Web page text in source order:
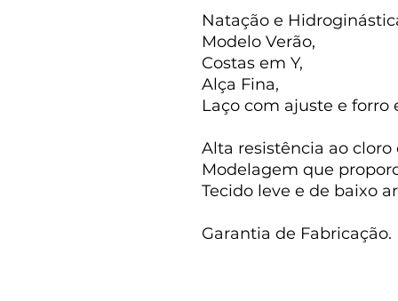
Natação e
Modelo Verão,
Costas em Y,
Alça Fina,
Laço com ajuste e forro
Alta resistência ao cloro
Modelagem que
Tecido leve e de baixo
Garantia de Fabricação.